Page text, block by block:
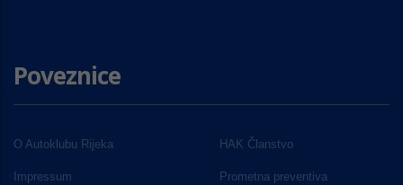
Poveznice
O Autoklubu Rijeka HAK Članstvo
Impressum Prometna preventiva